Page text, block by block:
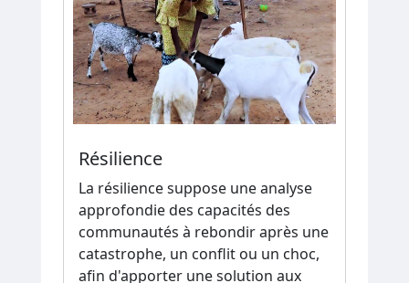
Résilience
La résilience suppose une analyse
approfondie des capacités des
communautés à rebondir après une
catastrophe, un conflit ou un choc,
afin d'apporter une solution aux